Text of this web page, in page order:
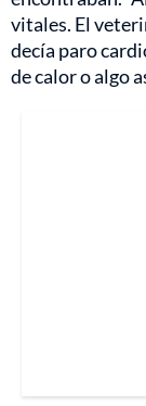
vitales. El
decía paro
de calor o algo